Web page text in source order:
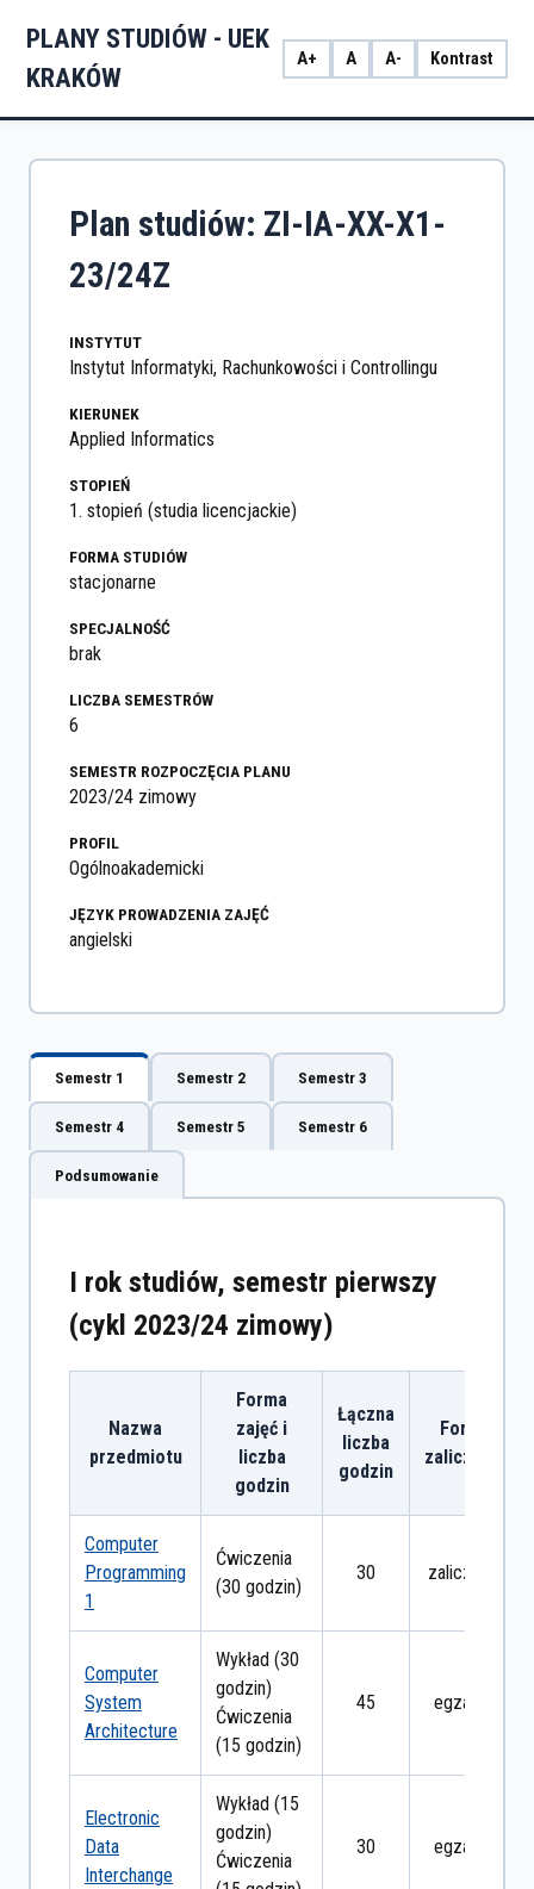
PLANY STUDIÓW - UEK
KRAKÓW
A+ A A- Kontrast
Plan studiów: ZI-IA-XX-X1-
23/24Z
INSTYTUT
Instytut Informatyki, Rachunkowości i Controllingu
KIERUNEK
Applied Informatics
STOPIEŃ
1. stopień (studia licencjackie)
FORMA STUDIÓW
stacjonarne
SPECJALNOŚĆ
brak
LICZBA SEMESTRÓW
6
SEMESTR ROZPOCZĘCIA PLANU
2023/24 zimowy
PROFIL
Ogólnoakademicki
JĘZYK PROWADZENIA ZAJĘĆ
angielski
Semestr 1 Semestr 2 Semestr 3
Semestr 4 Semestr 5 Semestr 6
Podsumowanie
I rok studiów, semestr pierwszy
(cykl 2023/24 zimowy)
Nazwa
przedmiotu
Forma
zajęć i
liczba
godzin
Łączna
liczba
godzin
Forma
zaliczenia
Computer
Programming
1
Ćwiczenia
(30 godzin)
30 zaliczenie
Computer
System
Architecture
Wykład (30
godzin)
Ćwiczenia
(15 godzin)
45 egzamin
Electronic
Data
Interchange
Wykład (15
godzin)
Ćwiczenia
30 egzamin